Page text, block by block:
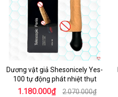
Dương vật giả Shesonicely Yes-
100 tự động phát nhiệt thụt
1.180.000₫ 2.070.000₫